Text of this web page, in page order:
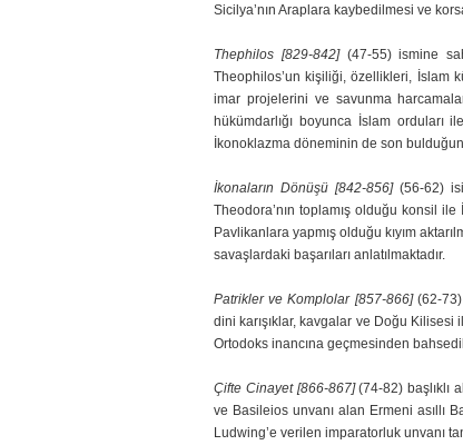
Sicilya’nın Araplara kaybedilmesi ve
Thephilos [829-842] (47-55) ismine
Theophilos’un kişiliği, özellikleri, İslam
imar pro­jelerini ve savunma
hükümdarlığı boyunca İslam orduları
İkonoklazma dö­ne­minin de son
İkonaların Dönüşü [842-856] (56-62)
Theodora’nın toplamış olduğu konsil ile
Pavlikanlara yapmış olduğu kıyım
savaşlardaki başarıları anlatılmaktadır.
Patrikler ve Komplolar [857-866] (62-
dini karışıklar, kavgalar ve Doğu Kilise­si
Ortodoks inancına geçmesinden
Çifte Cinayet [866-867](74-82) başlıklı
ve Basileios unvanı alan Ermeni asıllı
Ludwing’e verilen imparatorluk unvanı